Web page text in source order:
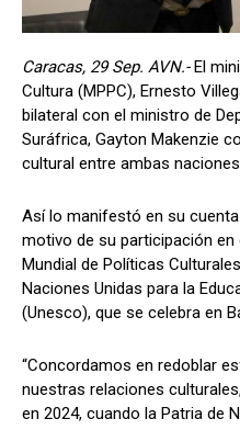
Caracas, 29 Sep. AVN.-El
Cultura (MPPC), Ernesto
bilateral con el ministro de
Suráfrica, Gayton Makenzie
cultural entre ambas
Así lo manifestó en su
motivo de su participación
Mundial de Políticas
Naciones Unidas para la
(Unesco), que se celebra en
“Concordamos en redoblar
nuestras relaciones
en 2024, cuando la Patria de